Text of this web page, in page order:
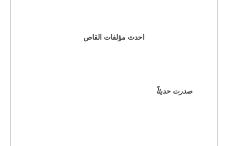
احدث مؤلفات القاص
صدرت حديثاً